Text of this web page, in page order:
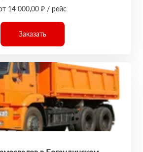
14 000,00 ₽ / рейс
Заказать